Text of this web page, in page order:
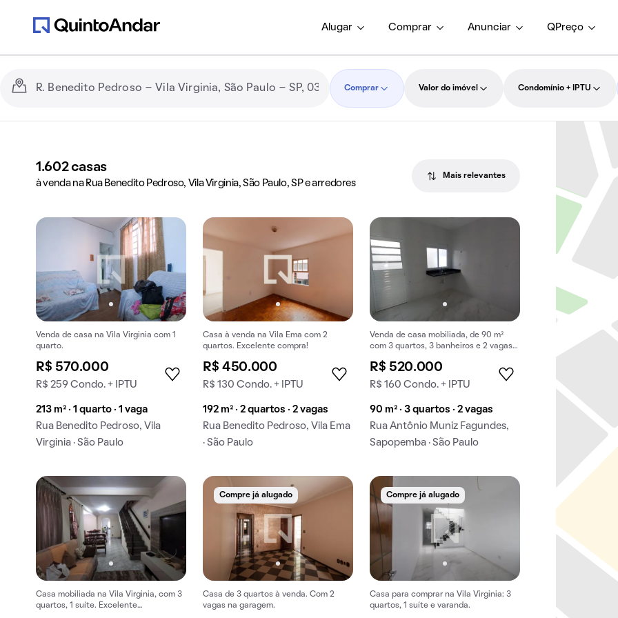
Alugar Comprar Anunciar QPreço
Comprar Valor do imóvel Condomínio + IPTU
1.602casas
à venda na Rua Benedito Pedroso, Vila Virginia, São Paulo, SP e arredores
Mais relevantes
Venda de casa na Vila Virginia com 1
quarto.
R$ 570.000
R$ 259 Condo. + IPTU
213 m² · 1 quarto · 1 vaga
Rua Benedito Pedroso, Vila
Virginia · São Paulo
Casa à venda na Vila Ema com 2
quartos. Excelente compra!
R$ 450.000
R$ 130 Condo. + IPTU
192 m² · 2 quartos · 2 vagas
Rua Benedito Pedroso, Vila Ema
· São Paulo
Venda de casa mobiliada, de 90 m²
com 3 quartos, 3 banheiros e 2 vagas
R$ 520.000
R$ 160 Condo. + IPTU
90 m² · 3 quartos · 2 vagas
Rua Antônio Muniz Fagundes,
Sapopemba · São Paulo
Casa mobiliada na Vila Virginia, com 3
quartos, 1 suíte. Excelente
Compre já alugado
Casa de 3 quartos à venda. Com 2
vagas na garagem.
Compre já alugado
Casa para comprar na Vila Virginia: 3
quartos, 1 suíte e varanda.